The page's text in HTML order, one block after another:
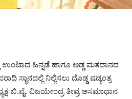
ಹಿನ್ನಡೆ ಹಾಗೂ ಅಡ್ಡ ಮತದಾನದ
ಸ್ಥಾನದಲ್ಲಿ ನಿಲ್ಲಿಸಲು ದೊಡ್ಡ ಷಡ್ಯಂತ್ರ
ಬಿ.ವೈ. ವಿಜಯೇಂದ್ರ ತೀವ್ರ ಅಸಮಾಧಾನ